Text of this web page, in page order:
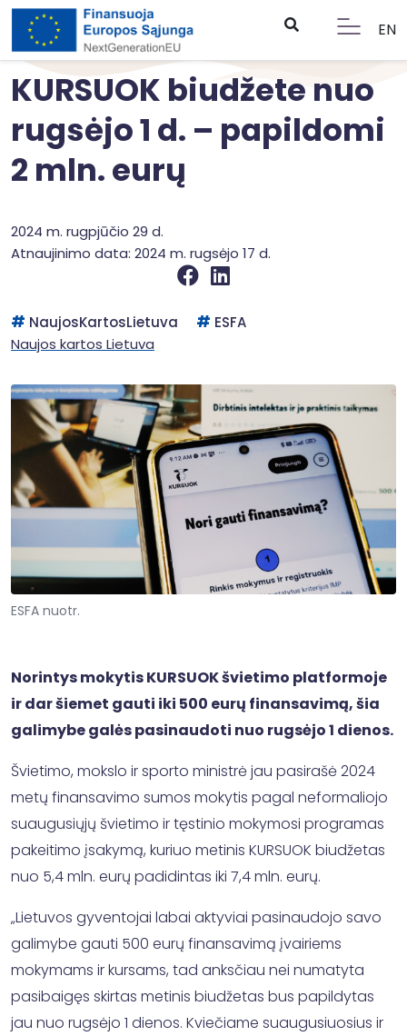
EN
KURSUOK biudžete nuo
rugsėjo 1 d. – papildomi
2 mln. eurų
2024 m. rugpjūčio 29 d.
Atnaujinimo data: 2024 m. rugsėjo 17 d.
NaujosKartosLietuva
ESFA
Naujos kartos Lietuva
ESFA nuotr.
Norintys mokytis KURSUOK švietimo platformoje
ir dar šiemet gauti iki 500 eurų finansavimą, šia
galimybe galės pasinaudoti nuo rugsėjo 1 dienos.
Švietimo, mokslo ir sporto ministrė jau pasirašė 2024
metų finansavimo sumos mokytis pagal neformaliojo
suaugusiųjų švietimo ir tęstinio mokymosi programas
pakeitimo įsakymą, kuriuo metinis KURSUOK biudžetas
nuo 5,4 mln. eurų padidintas iki 7,4 mln. eurų.
„Lietuvos gyventojai labai aktyviai pasinaudojo savo
galimybe gauti 500 eurų finansavimą įvairiems
mokymams ir kursams, tad anksčiau nei numatyta
pasibaigęs skirtas metinis biudžetas bus papildytas
jau nuo rugsėjo 1 dienos. Kviečiame suaugusiuosius ir